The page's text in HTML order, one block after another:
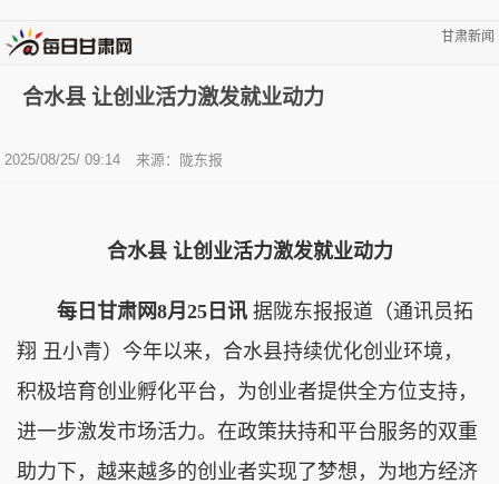
甘肃新闻
合水县 让创业活力激发就业动力
2025/08/25/ 09:14 来源：陇东报
合水县 让创业活力激发就业动力
每日甘肃网8月25日讯 据陇东报报道（通讯员拓
翔 丑小青）今年以来，合水县持续优化创业环境，
积极培育创业孵化平台，为创业者提供全方位支持，
进一步激发市场活力。在政策扶持和平台服务的双重
助力下，越来越多的创业者实现了梦想，为地方经济